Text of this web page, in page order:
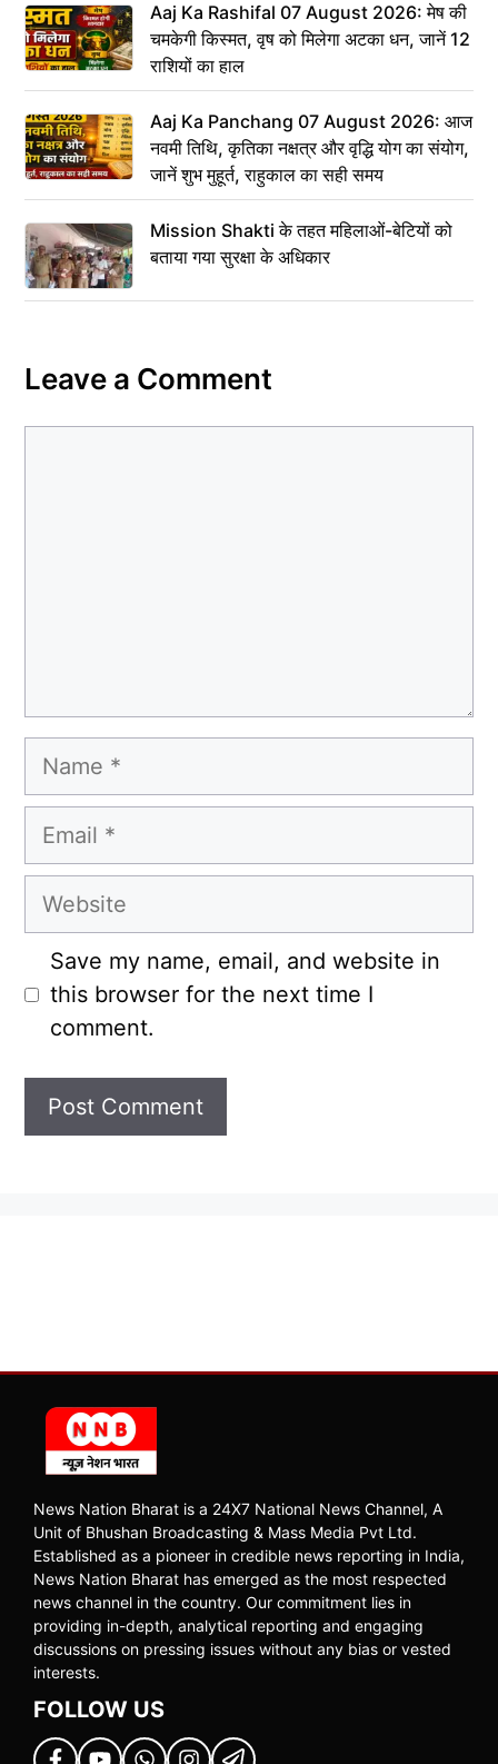
Aaj Ka Rashifal 07 August 2026: मेष की
चमकेगी किस्मत, वृष को मिलेगा अटका धन, जानें 12
राशियों का हाल
Aaj Ka Panchang 07 August 2026: आज
नवमी तिथि, कृतिका नक्षत्र और वृद्धि योग का संयोग,
जानें शुभ मुहूर्त, राहुकाल का सही समय
Mission Shakti के तहत महिलाओं-बेटियों को
बताया गया सुरक्षा के अधिकार
Leave a Comment
Name
Email
Website
Save my name, email, and website in
this browser for the next time I
comment.
News Nation Bharat is a 24X7 National News Channel, A
Unit of Bhushan Broadcasting & Mass Media Pvt Ltd.
Established as a pioneer in credible news reporting in India,
News Nation Bharat has emerged as the most respected
news channel in the country. Our commitment lies in
providing in-depth, analytical reporting and engaging
discussions on pressing issues without any bias or vested
interests.
FOLLOW US